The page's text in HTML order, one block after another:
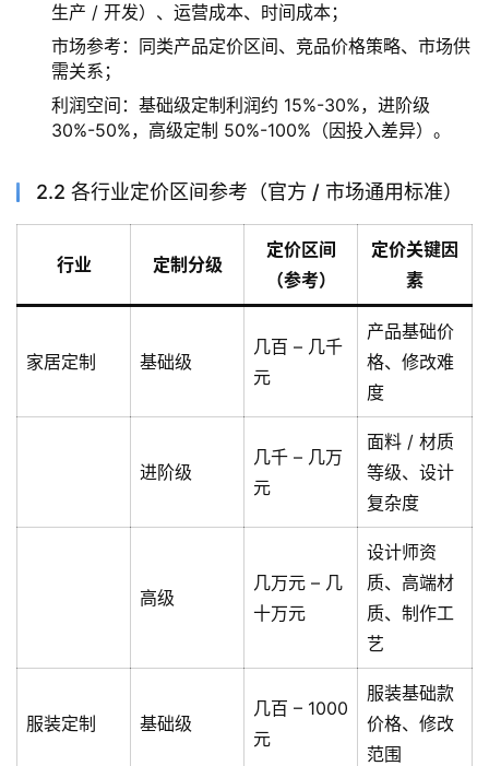
生产 / 开发）、运营成本、时间成本；
市场参考：同类产品定价区间、竞品价格策略、市场供
需关系；
利润空间：基础级定制利润约 15%-30%，进阶级
30%-50%，高级定制 50%-100%（因投入差异）。
2.2 各行业定价区间参考（官方 / 市场通用标准）
行业 定制分级
定价区间
（参考）
定价关键因
素
家居定制 基础级
几百 – 几千
元
产品基础价
格、修改难
度
进阶级
几千 – 几万
元
面料 / 材质
等级、设计
复杂度
高级
几万元 – 几
十万元
设计师资
质、高端材
质、制作工
艺
服装定制 基础级
几百 – 1000
元
服装基础款
价格、修改
范围